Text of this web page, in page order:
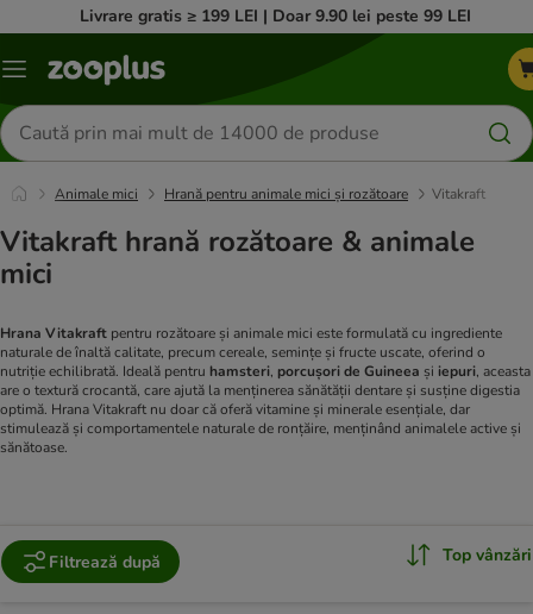
Livrare gratis ≥ 199 LEI | Doar 9.90 lei peste 99 LEI
Categorii
Căutare
produse
Animale mici Hrană pentru animale mici și rozătoare Vitakraft
Vitakraft hrană rozătoare & animale
mici
Hrana Vitakraft pentru rozătoare și animale mici este formulată cu ingrediente
naturale de înaltă calitate, precum cereale, semințe și fructe uscate, oferind o
nutriție echilibrată. Ideală pentru hamsteri, porcușori de Guineea și iepuri, aceasta
are o textură crocantă, care ajută la menținerea sănătății dentare și susține digestia
optimă. Hrana Vitakraft nu doar că oferă vitamine și minerale esențiale, dar
stimulează și comportamentele naturale de ronțăire, menținând animalele active și
sănătoase.
Filtrează după Top vânzări